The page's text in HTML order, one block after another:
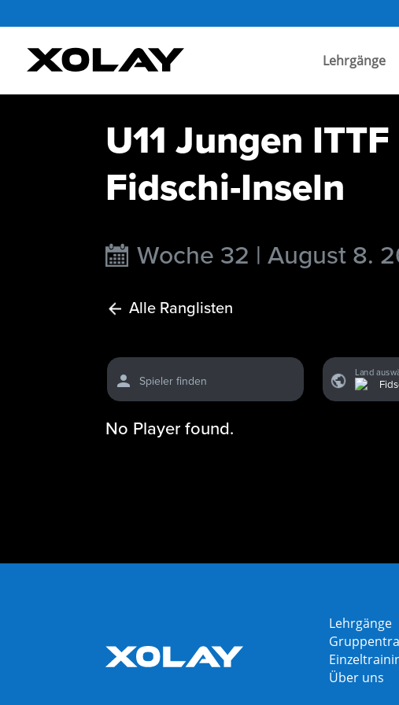
Lehrgänge
U11 Jungen
Fidschi-Inseln
Woche 32 | August 8.
Alle Ranglisten
Spieler finden
Land
No Player found.
Lehrgänge
Über uns